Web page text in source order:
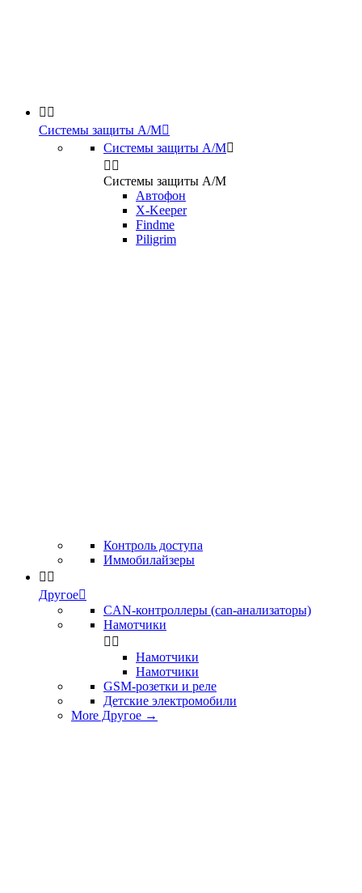
 
Системы защиты А/М
Системы защиты А/М
 
Системы защиты А/М
Автофон
X-Keeper
Findme
Piligrim
Контроль доступа
Иммобилайзеры
 
Другое
CAN-контроллеры (can-анализаторы)
Намотчики
 
Намотчики
Намотчики
GSM-розетки и реле
Детские электромобили
More Другое →